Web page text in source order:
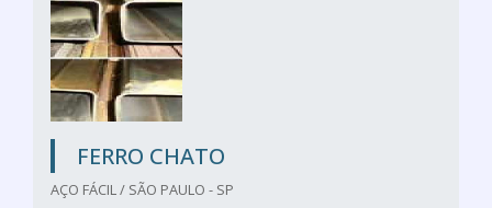
FERRO CHATO
AÇO FÁCIL / SÃO PAULO - SP